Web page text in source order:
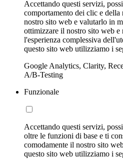
Accettando questi servizi,
comportamento dei clic e
nostro sito web e valutarlo in
ottimizzare il nostro sito web
l'esperienza complessiva
questo sito web utilizziamo i
Google Analytics, Clarity,
A/B-Testing
Funzionale
Accettando questi servizi,
oltre le funzioni di base e ti
comodamente il nostro sito
questo sito web utilizziamo i